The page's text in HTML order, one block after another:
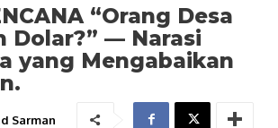
“Orang Desa
Dolar?” — Narasi
yang Mengabaikan
Sarman